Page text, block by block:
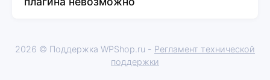
2026 © Поддержка WPShop.ru - Регламент технической
поддержки